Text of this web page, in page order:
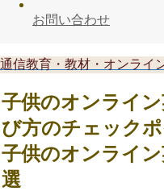
お問い合わせ
通信教育・教材・オンライ
子供のオンライ
び方のチェックポ
子供のオンライン
選